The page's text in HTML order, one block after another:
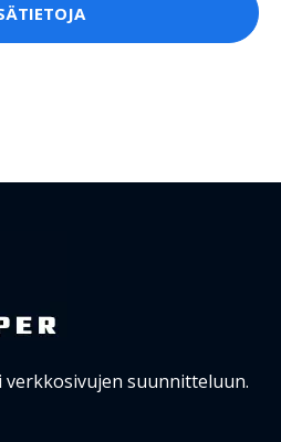
verkkosivujen suunnitteluun.